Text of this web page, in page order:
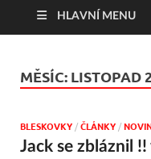
HLAVNÍ MENU
MĚSÍC: LISTOPAD
BLESKOVKY /ČLÁNKY /
Jack se zbláznil